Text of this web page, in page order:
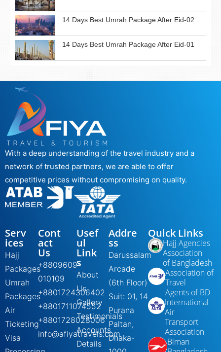
14 Days Best Umrah Package After Eid-02
14 Days Best Umrah Package After Eid-01
With a deep understanding of the travel industry and a
network of trusted partners, we are able to offer
competitive prices without compromising on quality.
Serv
ices
Hajj
Packages
Umrah
Packages
Air
Ticketing
Visa
Cont
act
Us
+8809609-
010109
+8801724306402
+8801711074552
+8801728028006
info@afiyatravels.com
Usef
ul
Link
s
About
Us
Gallery
Testimonials
Accounts
Details
Addre
ss
Darussalam
Arcade
(6th Floor)
Suit: 01, 14
Purana
Paltan,
Dhaka-
Quick Links
Hajj Agencies
Association
of Bangladesh
Association of
Travel
Agents of BD
International
Air
Transport
Association
Biman